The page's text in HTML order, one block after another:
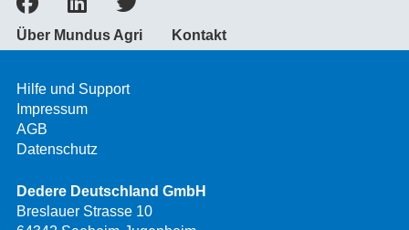
Über Mundus Agri Kontakt
Hilfe und Support
Impressum
AGB
Datenschutz
Dedere Deutschland GmbH
Breslauer Strasse 10